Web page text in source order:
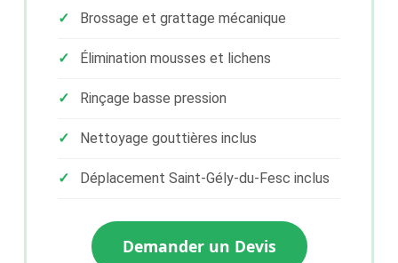
Brossage et grattage mécanique
Élimination mousses et lichens
Rinçage basse pression
Nettoyage gouttières inclus
Déplacement Saint-Gély-du-Fesc inclus
Demander un Devis